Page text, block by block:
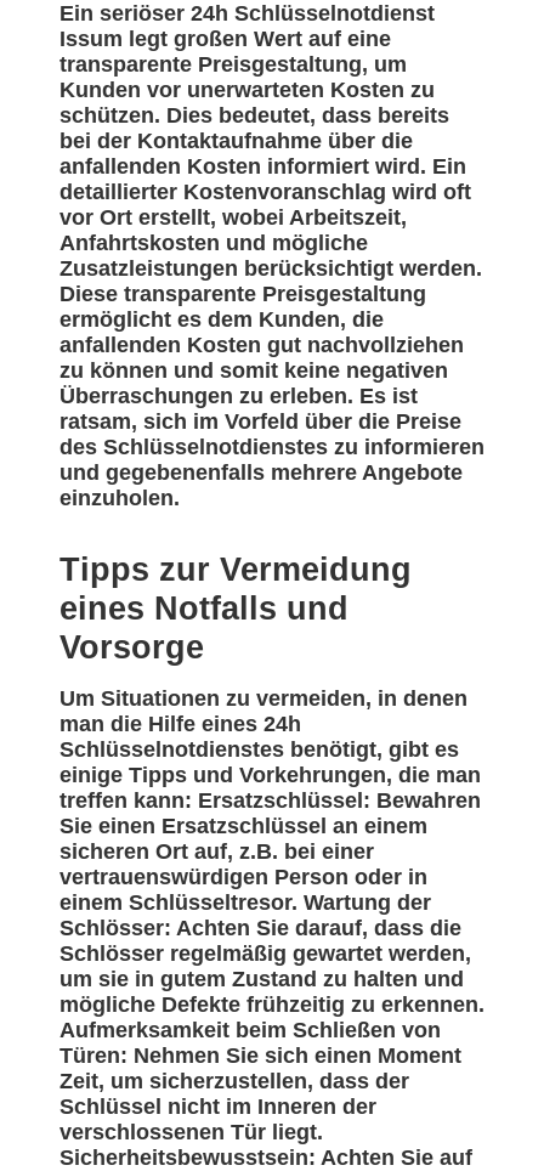
Ein seriöser 24h Schlüsselnotdienst
Issum legt großen Wert auf eine
transparente Preisgestaltung, um
Kunden vor unerwarteten Kosten zu
schützen. Dies bedeutet, dass bereits
bei der Kontaktaufnahme über die
anfallenden Kosten informiert wird. Ein
detaillierter Kostenvoranschlag wird oft
vor Ort erstellt, wobei Arbeitszeit,
Anfahrtskosten und mögliche
Zusatzleistungen berücksichtigt werden.
Diese transparente Preisgestaltung
ermöglicht es dem Kunden, die
anfallenden Kosten gut nachvollziehen
zu können und somit keine negativen
Überraschungen zu erleben. Es ist
ratsam, sich im Vorfeld über die Preise
des Schlüsselnotdienstes zu informieren
und gegebenenfalls mehrere Angebote
einzuholen.
Tipps zur Vermeidung
eines Notfalls und
Vorsorge
Um Situationen zu vermeiden, in denen
man die Hilfe eines 24h
Schlüsselnotdienstes benötigt, gibt es
einige Tipps und Vorkehrungen, die man
treffen kann: Ersatzschlüssel: Bewahren
Sie einen Ersatzschlüssel an einem
sicheren Ort auf, z.B. bei einer
vertrauenswürdigen Person oder in
einem Schlüsseltresor. Wartung der
Schlösser: Achten Sie darauf, dass die
Schlösser regelmäßig gewartet werden,
um sie in gutem Zustand zu halten und
mögliche Defekte frühzeitig zu erkennen.
Aufmerksamkeit beim Schließen von
Türen: Nehmen Sie sich einen Moment
Zeit, um sicherzustellen, dass der
Schlüssel nicht im Inneren der
verschlossenen Tür liegt.
Sicherheitsbewusstsein: Achten Sie auf